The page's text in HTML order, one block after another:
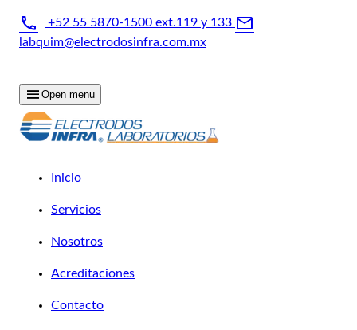
+52 55 5870-1500 ext.119 y 133
labquim@electrodosinfra.com.mx
Open menu
Inicio
Servicios
Nosotros
Acreditaciones
Contacto